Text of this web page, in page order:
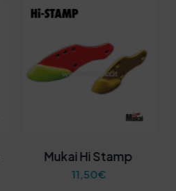
Mukai Hi Stamp
11,50€